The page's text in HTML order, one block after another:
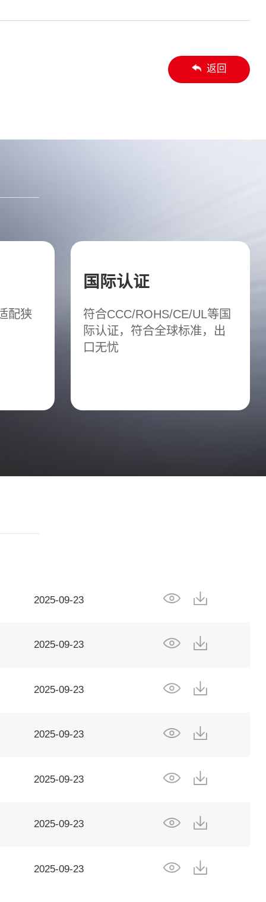
返回
配狭
国际认证
符合CCC/ROHS/CE/UL等国
际认证，符合全球标准，出
口无忧
2025-09-23
2025-09-23
2025-09-23
2025-09-23
2025-09-23
2025-09-23
2025-09-23